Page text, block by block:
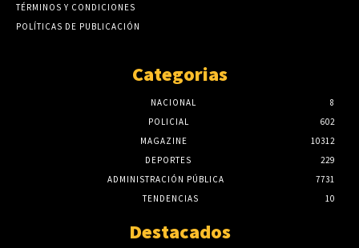
TÉRMINOS Y CONDICIONES
POLÍTICAS DE PUBLICACIÓN
Categorias
NACIONAL
8
POLICIAL
602
MAGAZINE
10312
DEPORTES
229
ADMINISTRACIÓN PÚBLICA
7731
TENDENCIAS
10
Destacados